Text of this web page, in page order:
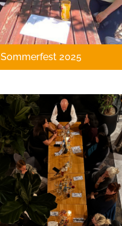
Sommerfest 2025